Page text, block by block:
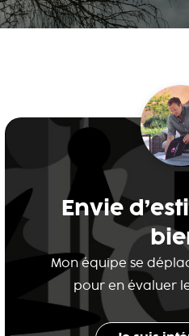
Envie
Mon équipe se
pour en évaluer